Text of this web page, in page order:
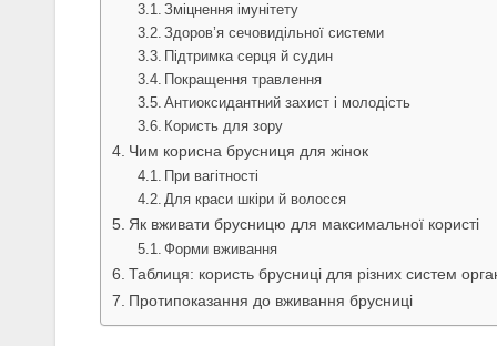
Зміцнення імунітету
Здоров’я сечовидільної системи
Підтримка серця й судин
Покращення травлення
Антиоксидантний захист і молодість
Користь для зору
Чим корисна брусниця для жінок
При вагітності
Для краси шкіри й волосся
Як вживати брусницю для максимальної користі
Форми вживання
Таблиця: користь брусниці для різних систем
Протипоказання до вживання брусниці